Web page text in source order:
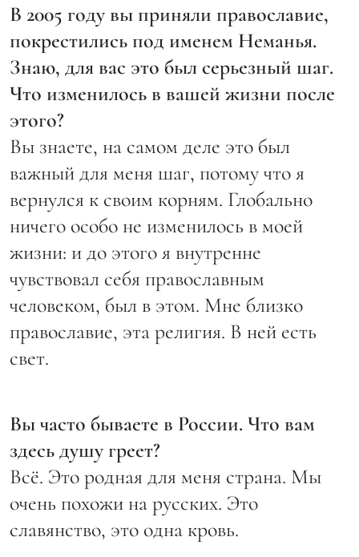
В 2005 году вы приняли православие,
покрестились под именем Неманья.
Знаю, для вас это был серьезный шаг.
Что изменилось в вашей жизни после
этого?
Вы знаете, на самом деле это был
важный для меня шаг, потому что я
вернулся к своим корням. Глобально
ничего особо не изменилось в моей
жизни: и до этого я внутренне
чувствовал себя православным
человеком, был в этом. Мне близко
православие, эта религия. В ней есть
свет.
Вы часто бываете в России. Что вам
здесь душу греет?
Всё. Это родная для меня страна. Мы
очень похожи на русских. Это
славянство, это одна кровь.